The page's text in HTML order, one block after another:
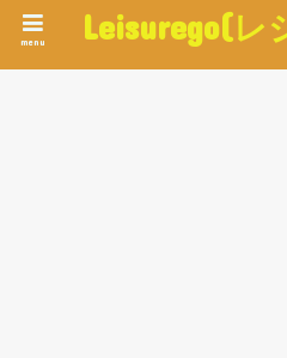
Leisurego(レ
menu